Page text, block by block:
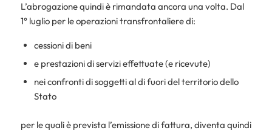
L’abrogazione quindi è rimandata ancora una volta. Dal
1° luglio per le operazioni transfrontaliere di:
cessioni di beni
e prestazioni di servizi effettuate (e ricevute)
nei confronti di soggetti al di fuori del territorio dello
Stato
per le quali è prevista l’emissione di fattura, diventa quindi